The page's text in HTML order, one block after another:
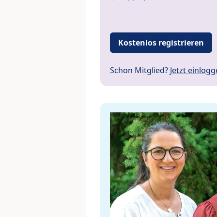
Kostenlos registrieren
Schon Mitglied? Jetzt